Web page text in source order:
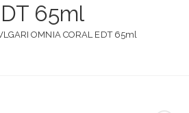
65ml
OMNIA CORAL EDT 65ml